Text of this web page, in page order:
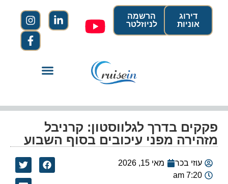
הרשמה
לניוזלטר
דירוג
אוניות
פקקים בדרך לגלווסטון: קרניבל
מזהירה מפני עיכובים בסוף השבוע
עוזי בכר
מאי 15, 2026
7:20 am